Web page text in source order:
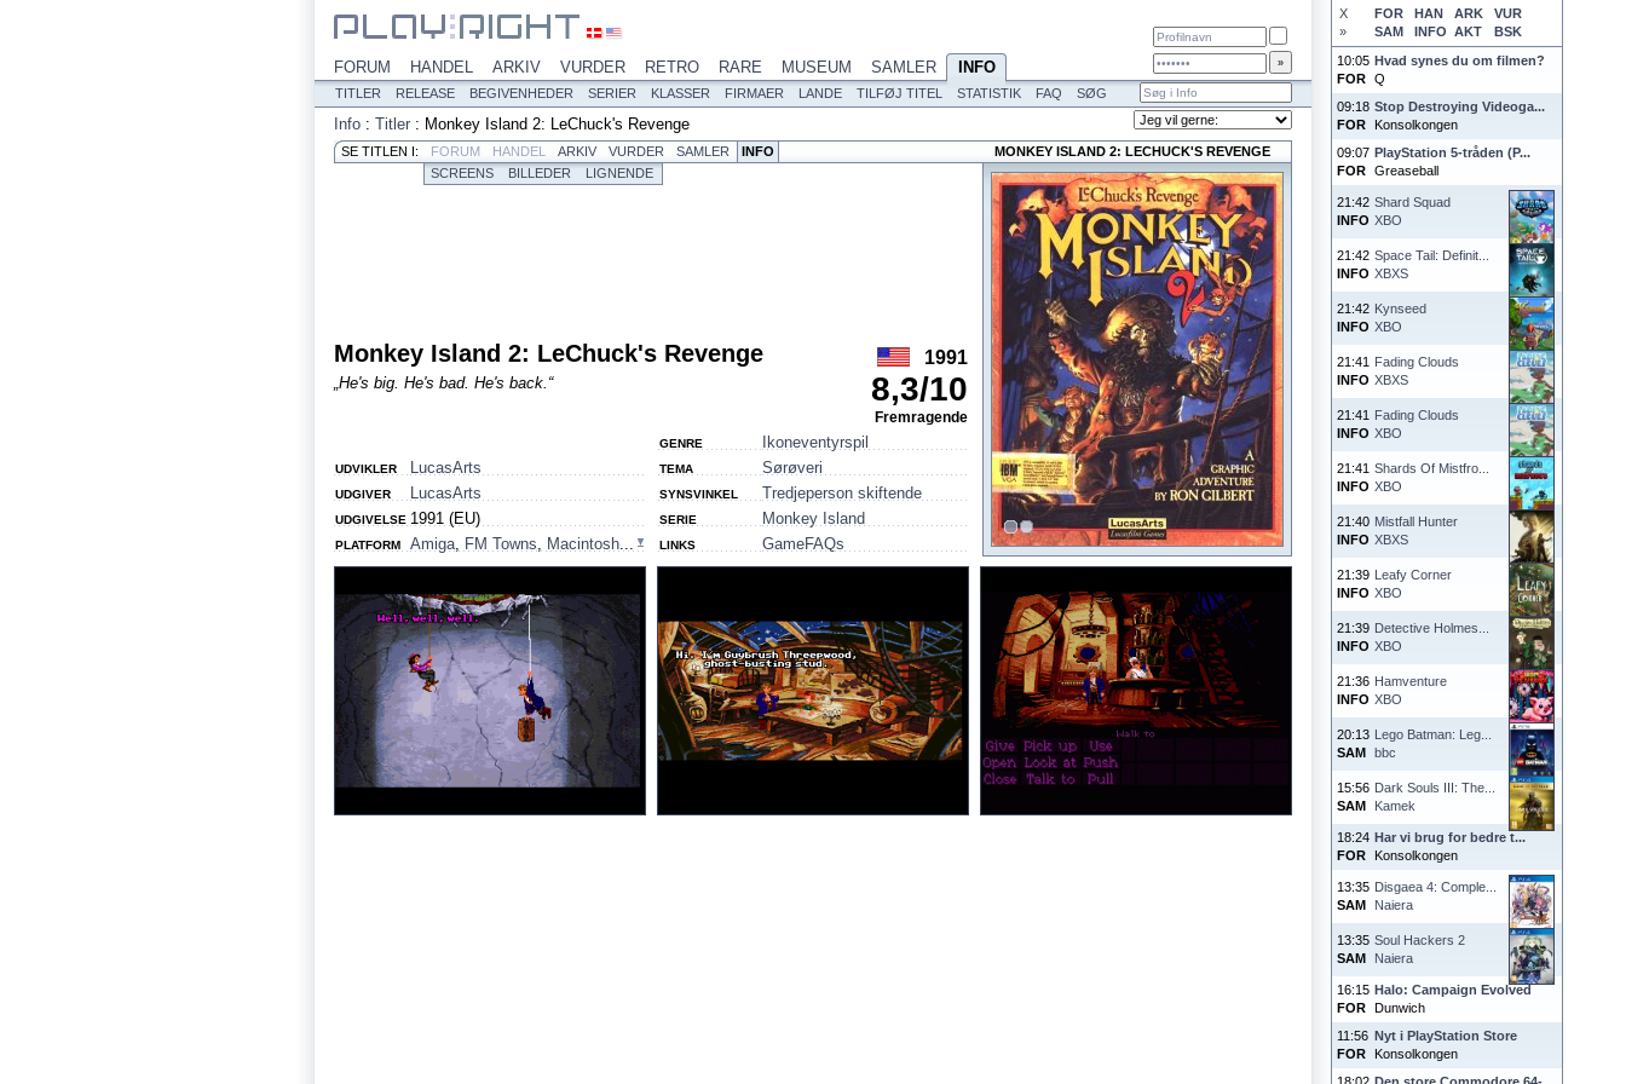
X FOR HAN ARK
VUR
»
SAM INFO AKT
BSK
10:05
FOR
Hvad synes du om filmen?
Q
09:18
FOR
Stop Destroying Videoga...
Konsolkongen
09:07
FOR
PlayStation 5-tråden (P...
Greaseball
21:42
INFO
Shard Squad
XBO
21:42
INFO
Space Tail: Definit...
XBXS
21:42
INFO
Kynseed
XBO
21:41
INFO
Fading Clouds
XBXS
21:41
INFO
Fading Clouds
XBO
21:41
INFO
Shards Of Mistfro...
XBO
21:40
INFO
Mistfall Hunter
XBXS
21:39
INFO
Leafy Corner
XBO
21:39
INFO
Detective Holmes...
XBO
21:36
INFO
Hamventure
XBO
20:13
SAM
Lego Batman: Leg...
bbc
15:56
SAM
Dark Souls III: The...
Kamek
18:24
FOR
Har vi brug for bedre t...
Konsolkongen
13:35
SAM
Disgaea 4: Comple...
Naiera
13:35
SAM
Soul Hackers 2
Naiera
16:15
FOR
Halo: Campaign Evolved
Dunwich
11:56
FOR
Nyt i PlayStation Store
Konsolkongen
FORUM HANDEL ARKIV VURDER RETRO RARE MUSEUM SAMLER INFO
TITLER RELEASE BEGIVENHEDER SERIER KLASSER FIRMAER LANDE TILFØJ TITEL STATISTIK FAQ SØG
Info : Titler : Monkey Island 2: LeChuck's Revenge
SE TITLEN I: FORUM HANDEL ARKIV VURDER SAMLER INFO
MONKEY ISLAND 2: LECHUCK'S REVENGE
SCREENS
BILLEDER LIGNENDE
Monkey Island 2: LeChuck's Revenge 1991
„He's big. He's bad. He's back.“ 8,3/10
Fremragende
UDVIKLER LucasArts
UDGIVER LucasArts
UDGIVELSE 1991 (EU)
PLATFORM Amiga, FM Towns, Macintosh...
GENRE Ikoneventyrspil
TEMA Sørøveri
SYNSVINKEL Tredjeperson skiftende
SERIE Monkey Island
LINKS GameFAQs